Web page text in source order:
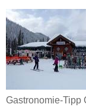
Gastronomie-Tipp